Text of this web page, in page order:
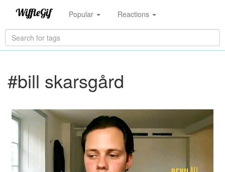
Popular Reactions
#bill skarsgård